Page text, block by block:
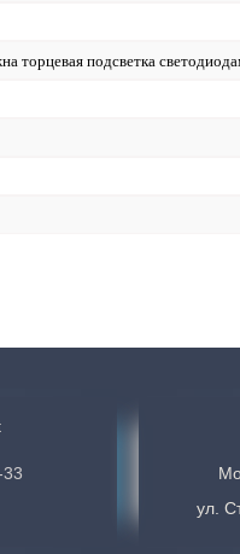
торцевая подсветка
ул.